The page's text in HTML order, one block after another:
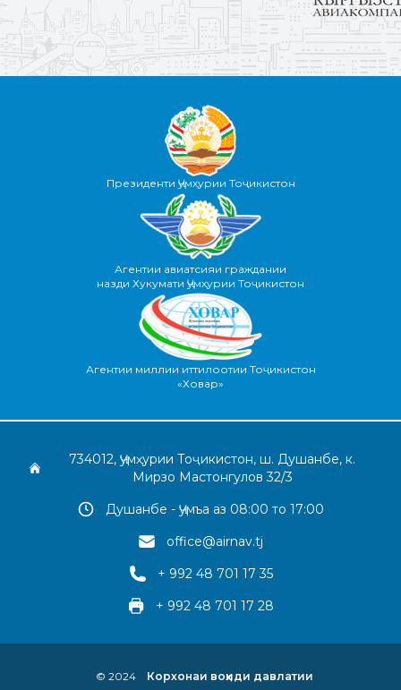
Президенти Ҷумҳурии Тоҷикистон
Агентии авиатсияи граждании
назди Хукумати Ҷумҳурии Тоҷикистон
Агентии миллии иттилоотии Тоҷикистон
«Ховар»
734012, Ҷумҳурии Тоҷикистон, ш. Душанбе, к.
Мирзо Мастонгулов 32/3
Душанбе - Ҷумъа аз 08:00 то 17:00
office@airnav.tj
+ 992 48 701 17 35
+ 992 48 701 17 28
© 2024 Корхонаи воҳиди давлатии